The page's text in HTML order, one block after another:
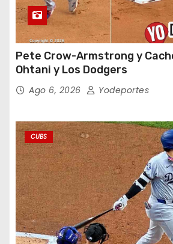
Pete Crow-Armstrong y
Ohtani y Los Dodgers
Ago 6, 2026 Yodeportes
CUBS